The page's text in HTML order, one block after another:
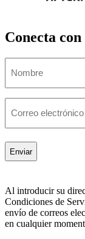
Conecta
electrónico
Al introducir su
Condiciones de
envío de correos
en cualquier